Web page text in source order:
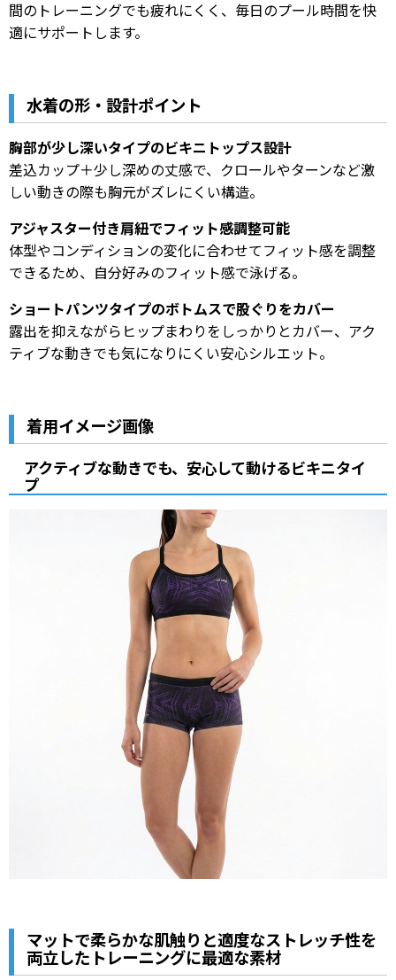
間のトレーニングでも疲れにくく、毎日のプール時間を快
適にサポートします。
水着の形・設計ポイント
胸部が少し深いタイプのビキニトップス設計
差込カップ＋少し深めの丈感で、クロールやターンなど激
しい動きの際も胸元がズレにくい構造。
アジャスター付き肩紐でフィット感調整可能
体型やコンディションの変化に合わせてフィット感を調整
できるため、自分好みのフィット感で泳げる。
ショートパンツタイプのボトムスで股ぐりをカバー
露出を抑えながらヒップまわりをしっかりとカバー、アク
ティブな動きでも気になりにくい安心シルエット。
着用イメージ画像
アクティブな動きでも、安心して動けるビキニタイ
プ
マットで柔らかな肌触りと適度なストレッチ性を
両立したトレーニングに最適な素材